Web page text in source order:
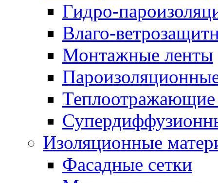
Гидро-
Влаго-
Монтажные ленты
Теплоотражающие
Изоляционные
Фасадные сетки